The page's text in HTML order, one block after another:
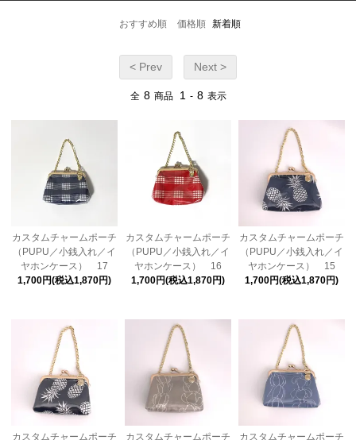
おすすめ順 価格順 新着順
< Prev Next >
全 8 商品 1 - 8 表示
カスタムチャームポーチ
（PUPU／小銭入れ／イ
ヤホンケース） 17
1,700円(税込1,870円)
カスタムチャームポーチ
（PUPU／小銭入れ／イ
ヤホンケース） 16
1,700円(税込1,870円)
カスタムチャームポーチ
（PUPU／小銭入れ／イ
ヤホンケース） 15
1,700円(税込1,870円)
カスタムチャームポーチ
カスタムチャームポーチ
カスタムチャームポーチ